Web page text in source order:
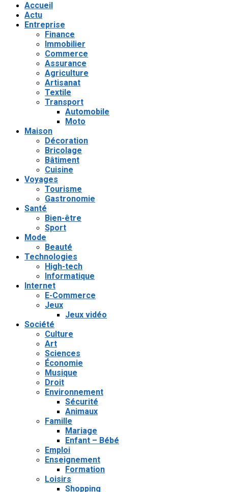
Accueil
Actu
Entreprise
Finance
Immobilier
Commerce
Assurance
Agriculture
Artisanat
Textile
Transport
Automobile
Moto
Maison
Décoration
Bricolage
Bâtiment
Cuisine
Voyages
Tourisme
Gastronomie
Santé
Bien-être
Sport
Mode
Beauté
Technologies
High-tech
Informatique
Internet
E-Commerce
Jeux
Jeux vidéo
Société
Culture
Art
Sciences
Économie
Musique
Droit
Environnement
Sécurité
Animaux
Famille
Mariage
Enfant – Bébé
Emploi
Enseignement
Formation
Loisirs
Shopping